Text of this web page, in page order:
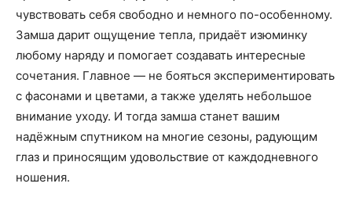
чувствовать себя свободно и немного по-особенному.
Замша дарит ощущение тепла, придаёт изюминку
любому наряду и помогает создавать интересные
сочетания. Главное — не бояться экспериментировать
с фасонами и цветами, а также уделять небольшое
внимание уходу. И тогда замша станет вашим
надёжным спутником на многие сезоны, радующим
глаз и приносящим удовольствие от каждодневного
ношения.